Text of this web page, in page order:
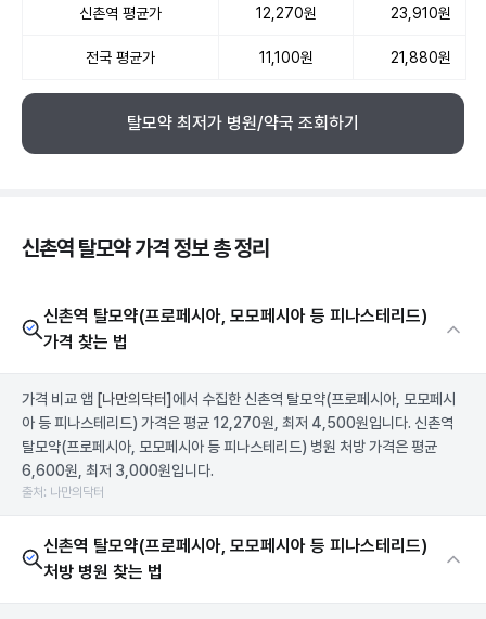
신촌역 평균가 12,270원 23,910원
전국 평균가 11,100원 21,880원
탈모약 최저가 병원/약국 조회하기
신촌역 탈모약 가격 정보 총 정리
신촌역 탈모약(프로페시아, 모모페시아 등 피나스테리드)
가격 찾는 법
가격 비교 앱 [나만의닥터] 에서 수집한 신촌역 탈모약(프로페시아, 모모페시
아 등 피나스테리드) 가격은 평균 12,270원, 최저 4,500원입니다. 신촌역
탈모약(프로페시아, 모모페시아 등 피나스테리드) 병원 처방 가격은 평균
6,600원, 최저 3,000원입니다.
출처: 나만의닥터
신촌역 탈모약(프로페시아, 모모페시아 등 피나스테리드)
처방 병원 찾는 법